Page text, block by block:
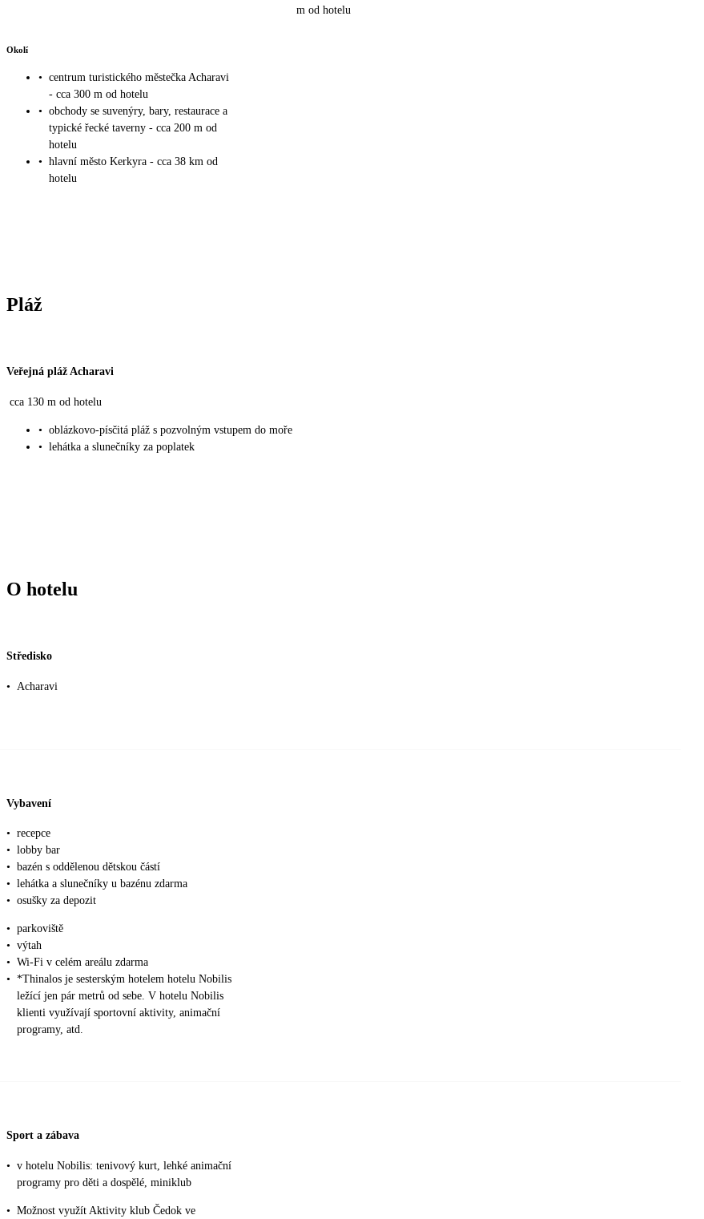
m od hotelu
Okolí
• centrum turistického městečka Acharavi
- cca 300 m od hotelu
• obchody se suvenýry, bary, restaurace a
typické řecké taverny - cca 200 m od
hotelu
• hlavní město Kerkyra - cca 38 km od
hotelu
Pláž
Veřejná pláž Acharavi
cca 130 m od hotelu
• oblázkovo-písčitá pláž s pozvolným vstupem do moře
• lehátka a slunečníky za poplatek
O hotelu
Středisko
• Acharavi
Vybavení
• recepce
• lobby bar
• bazén s oddělenou dětskou částí
• lehátka a slunečníky u bazénu zdarma
• osušky za depozit
• parkoviště
• výtah
• Wi-Fi v celém areálu zdarma
• *Thinalos je sesterským hotelem hotelu Nobilis
ležící jen pár metrů od sebe. V hotelu Nobilis
klienti využívají sportovní aktivity, animační
programy, atd.
Sport a zábava
• v hotelu Nobilis: tenivový kurt, lehké animační
programy pro děti a dospělé, miniklub
• Možnost využít Aktivity klub Čedok ve